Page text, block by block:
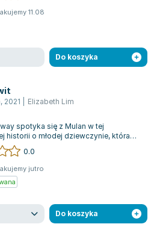
11.08
Do koszyka
, 2021 Elizabeth Lim
spotyka się z Mulan w tej
historii o młodej dziewczynie, która
tożsamość, by wziąć udzia...
0.0
jutro
Do koszyka